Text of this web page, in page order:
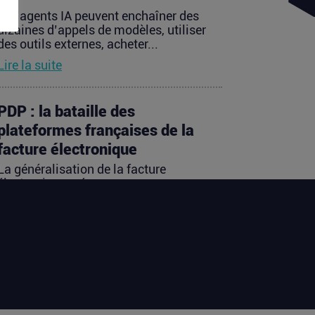
Les agents IA peuvent enchaîner des
d’appels de modèles, utiliser
outils externes, acheter...
la suite
: la bataille des
françaises de la
électronique
généralisation de la facture
crée, presque